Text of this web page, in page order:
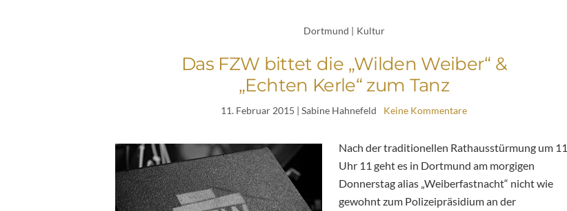
Dortmund | Kultur
Das FZW bittet die „Wilden Weiber“ &
„Echten Kerle“ zum Tanz
11. Februar 2015 | Sabine Hahnefeld Keine Kommentare
Nach der traditionellen Rathausstürmung um 11
Uhr 11 geht es in Dortmund am morgigen
Donnerstag alias „Weiberfastnacht“ nicht wie
gewohnt zum Polizeipräsidium an der